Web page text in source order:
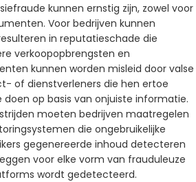
kunnen ernstig zijn, zowel voor
Voor bedrijven kunnen
in reputatieschade die
verkoopopbrengsten en
kunnen worden misleid door valse
of dienstverleners die hen ertoe
op basis van onjuiste informatie.
moeten bedrijven maatregelen
die ongebruikelijke
gegenereerde inhoud detecteren
voor elke vorm van frauduleuze
wordt gedetecteerd.